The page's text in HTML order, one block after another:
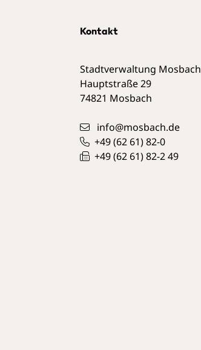
Kontakt
Stadtverwaltung Mosbach
Hauptstraße 29
74821 Mosbach
info@mosbach.de
+49 (6261) 82-0
+49 (6261) 82-249